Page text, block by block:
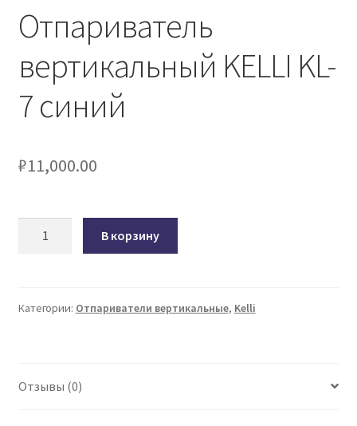
Отпариватель
вертикальный KELLI KL-
7 синий
₽11,000.00
KELLI
В корзину
Категории: Отпариватели вертикальные, Kelli
Отзывы (0)